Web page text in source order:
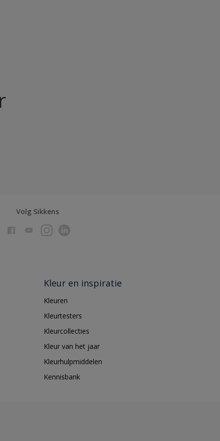
Volg Sikkens
Kleur en inspiratie
Kleuren
Kleurtesters
Kleurcollecties
Kleur van het jaar
Kleurhulpmiddelen
Kennisbank